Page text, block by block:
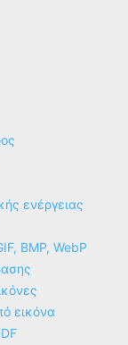
ενέργειας
BMP, WebP
εικόνα